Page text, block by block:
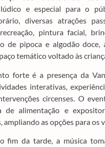
e especial para o
diversas atrações
pintura facial,
de pipoca e algodão doce,
temático voltado às
forte é a presença da
interativas,
circenses. O
de alimentação e
ampliando as opções para os
fim da tarde, a música